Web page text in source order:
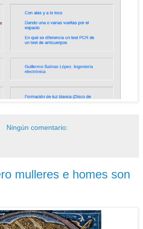
Ningún comentario:
mulleres e homes son